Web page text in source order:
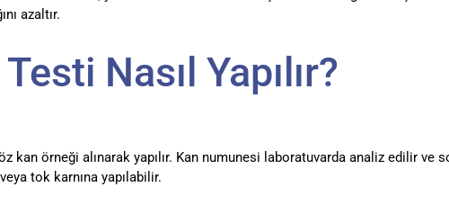
azaltır.
Nasıl Yapılır?
kan örneği alınarak yapılır. Kan numunesi laboratuvarda analiz edilir
tok karnına yapılabilir.